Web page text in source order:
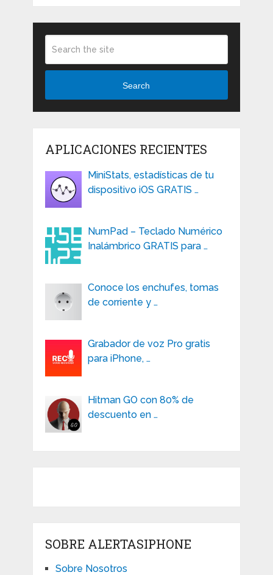
Search
APLICACIONES RECIENTES
MiniStats, estadísticas de tu
dispositivo iOS GRATIS …
NumPad – Teclado Numérico
Inalámbrico GRATIS para …
Conoce los enchufes, tomas
de corriente y …
Grabador de voz Pro gratis
para iPhone, …
Hitman GO con 80% de
descuento en …
SOBRE ALERTASIPHONE
Sobre Nosotros